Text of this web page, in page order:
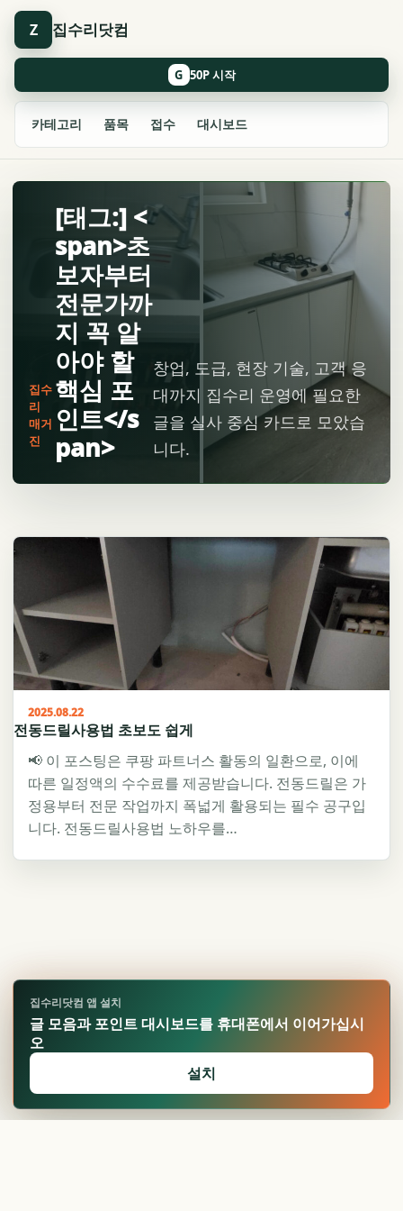
Z 집수리닷컴
카테고리 품목 접수 대시보드
G
집수
리
매거
진
[태그:] <
span>초
보자부터
전문가까
지 꼭 알
아야 할
핵심 포
인트</s
pan>
창업, 도급, 현장 기술, 고객 응
대까지 집수리 운영에 필요한
글을 실사 중심 카드로 모았습
니다.
2025.08.22
전동드릴사용법 초보도 쉽게
📢 이 포스팅은 쿠팡 파트너스 활동의 일환으로, 이에
따른 일정액의 수수료를 제공받습니다. 전동드릴은 가
정용부터 전문 작업까지 폭넓게 활용되는 필수 공구입
니다. 전동드릴사용법 노하우를…
집수리닷컴 앱 설치
글 모음과 포인트 대시보드를 휴대폰에서 이어가십시
오
설치